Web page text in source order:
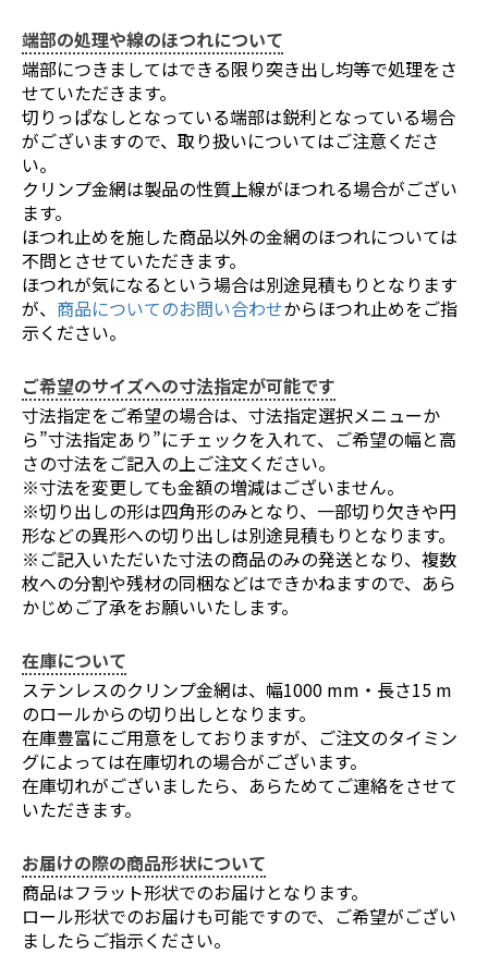
お買い物を続ける カートへ進む
端部の処理や線のほつれについて
端部につきましてはできる限り突き出し均等で処理をさ
せていただきます。
切りっぱなしとなっている端部は鋭利となっている場合
がございますので、取り扱いについてはご注意くださ
い。
クリンプ金網は製品の性質上線がほつれる場合がござい
ます。
ほつれ止めを施した商品以外の金網のほつれについては
不問とさせていただきます。
ほつれが気になるという場合は別途見積もりとなります
が、 商品についてのお問い合わせからほつれ止めをご指
示ください。
ご希望のサイズへの寸法指定が可能です
寸法指定をご希望の場合は、寸法指定選択メニューか
ら”寸法指定あり”にチェックを入れて、ご希望の幅と高
さの寸法をご記入の上ご注文ください。
※寸法を変更しても金額の増減はございません。
※切り出しの形は四角形のみとなり、一部切り欠きや円
形などの異形への切り出しは別途見積もりとなります。
※ご記入いただいた寸法の商品のみの発送となり、複数
枚への分割や残材の同梱などはできかねますので、あら
かじめご了承をお願いいたします。
在庫について
ステンレスのクリンプ金網は、幅1000 mm・長さ15 m
のロールからの切り出しとなります。
在庫豊富にご用意をしておりますが、ご注文のタイミン
グによっては在庫切れの場合がございます。
在庫切れがございましたら、あらためてご連絡をさせて
いただきます。
お届けの際の商品形状について
商品はフラット形状でのお届けとなります。
ロール形状でのお届けも可能ですので、ご希望がござい
ましたらご指示ください。